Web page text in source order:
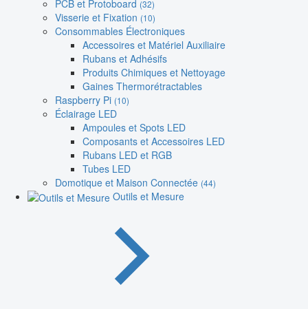
PCB et Protoboard (32)
Visserie et Fixation (10)
Consommables Électroniques
Accessoires et Matériel Auxiliaire
Rubans et Adhésifs
Produits Chimiques et Nettoyage
Gaines Thermorétractables
Raspberry Pi (10)
Éclairage LED
Ampoules et Spots LED
Composants et Accessoires LED
Rubans LED et RGB
Tubes LED
Domotique et Maison Connectée (44)
Outils et Mesure